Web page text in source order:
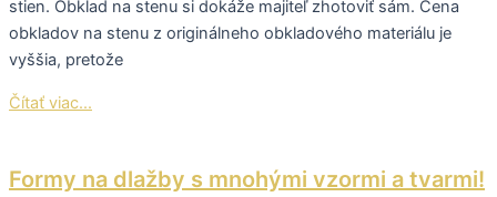
stien. Obklad na stenu si dokáže majiteľ zhotoviť sám. Cena
obkladov na stenu z originálneho obkladového materiálu je
vyššia, pretože
Čítať viac...
Formy na dlažby s mnohými vzormi a tvarmi!